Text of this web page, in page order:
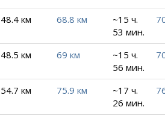
48.4 км 68.8 км
~15 ч.
53 мин.
48.5 км 69 км
~15 ч.
56 мин.
54.7 км 75.9 км
~17 ч.
26 мин.